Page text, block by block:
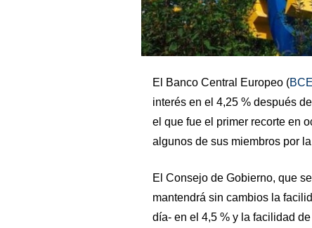
El Banco Central Europeo (BCE
interés en el 4,25 % después
el que fue el primer recorte en
algunos de sus miembros por
El Consejo de Gobierno, que
mantendrá sin cambios la
día- en el 4,5 % y la facilidad